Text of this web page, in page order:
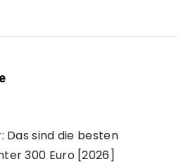
Das sind die besten
300 Euro [2026]